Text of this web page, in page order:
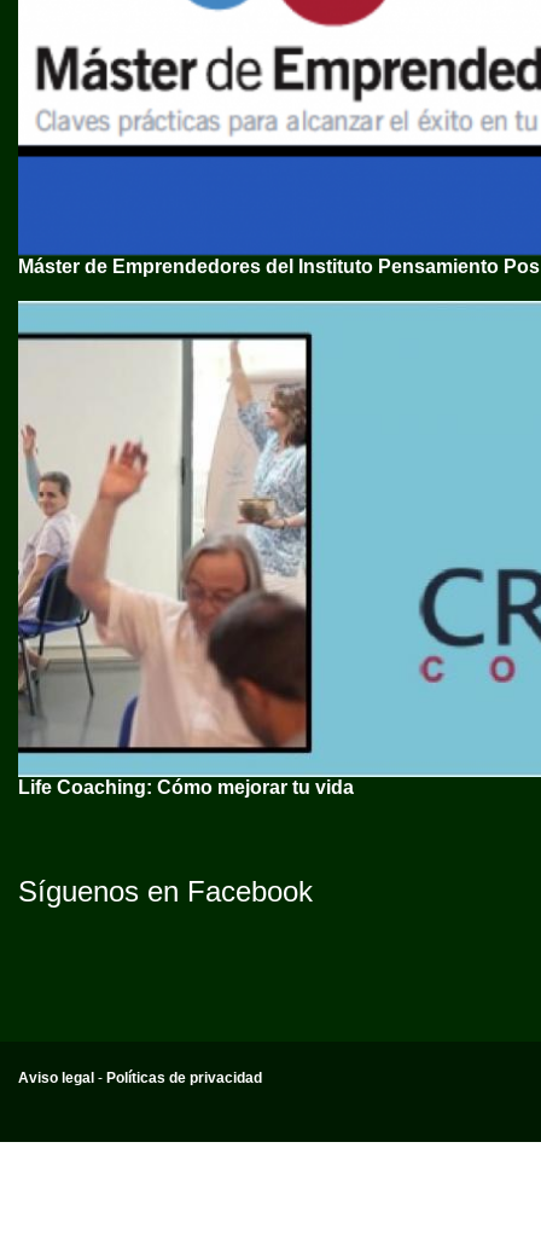
Máster de Emprendedores del Instituto Pensamiento
Life Coaching: Cómo mejorar tu vida
Síguenos en Facebook
Aviso legal - Políticas de privacidad